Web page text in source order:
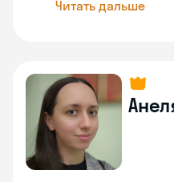
Читать дальше